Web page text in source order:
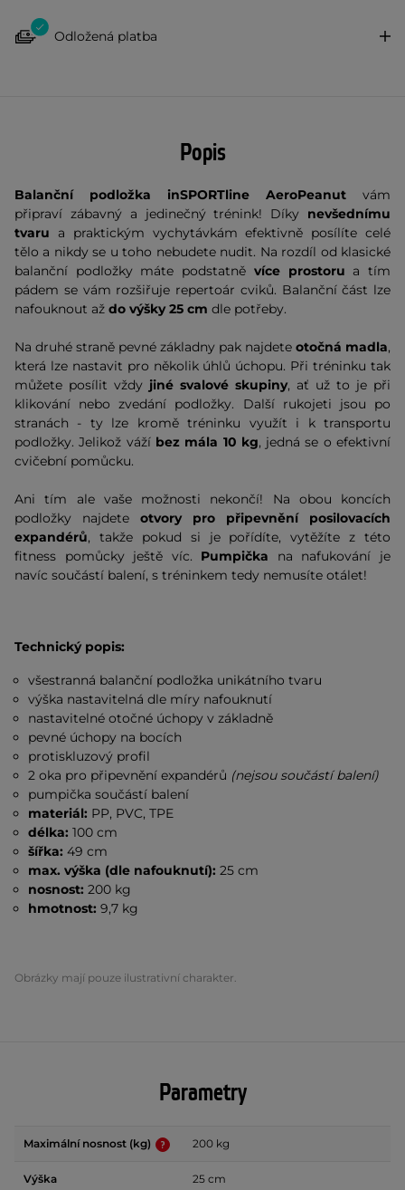
Odložená platba
Popis
Balanční podložka inSPORTline AeroPeanut vám
připraví zábavný a jedinečný trénink! Díky nevšednímu
tvaru a praktickým vychytávkám efektivně posílíte celé
tělo a nikdy se u toho nebudete nudit. Na rozdíl od klasické
balanční podložky máte podstatně více prostoru a tím
pádem se vám rozšiřuje repertoár cviků. Balanční část lze
nafouknout až do výšky 25 cm dle potřeby.
Na druhé straně pevné základny pak najdete otočná madla,
která lze nastavit pro několik úhlů úchopu. Při tréninku tak
můžete posílit vždy jiné svalové skupiny, ať už to je při
klikování nebo zvedání podložky. Další rukojeti jsou po
stranách - ty lze kromě tréninku využít i k transportu
podložky. Jelikož váží bez mála 10 kg, jedná se o efektivní
cvičební pomůcku.
Ani tím ale vaše možnosti nekončí! Na obou koncích
podložky najdete otvory pro připevnění posilovacích
expandérů, takže pokud si je pořídíte, vytěžíte z této
fitness pomůcky ještě víc. Pumpička na nafukování je
navíc součástí balení, s tréninkem tedy nemusíte otálet!
Technický popis:
všestranná balanční podložka unikátního tvaru
výška nastavitelná dle míry nafouknutí
nastavitelné otočné úchopy v základně
pevné úchopy na bocích
protiskluzový profil
2 oka pro připevnění expandérů (nejsou součástí balení)
pumpička součástí balení
materiál: PP, PVC, TPE
délka: 100 cm
šířka: 49 cm
max. výška (dle nafouknutí): 25 cm
nosnost: 200 kg
hmotnost: 9,7 kg
Obrázky mají pouze ilustrativní charakter.
Parametry
Maximální nosnost (kg) 200 kg
Výška 25 cm